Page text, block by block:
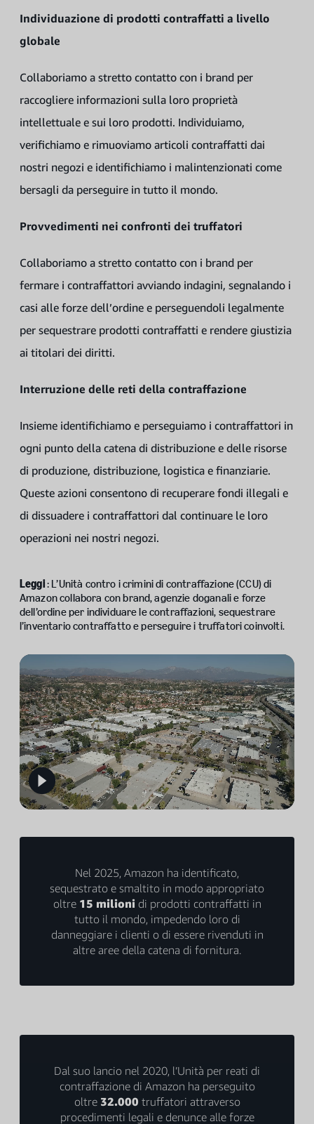
Individuazione di prodotti contraffatti a livello
globale
Collaboriamo a stretto contatto con i brand per
raccogliere informazioni sulla loro proprietà
intellettuale e sui loro prodotti. Individuiamo,
verifichiamo e rimuoviamo articoli contraffatti dai
nostri negozi e identifichiamo i malintenzionati come
bersagli da perseguire in tutto il mondo.
Provvedimenti nei confronti dei truffatori
Collaboriamo a stretto contatto con i brand per
fermare i contraffattori avviando indagini, segnalando i
casi alle forze dell’ordine e perseguendoli legalmente
per sequestrare prodotti contraffatti e rendere giustizia
ai titolari dei diritti.
Interruzione delle reti della contraffazione
Insieme identifichiamo e perseguiamo i contraffattori in
ogni punto della catena di distribuzione e delle risorse
di produzione, distribuzione, logistica e finanziarie.
Queste azioni consentono di recuperare fondi illegali e
di dissuadere i contraffattori dal continuare le loro
operazioni nei nostri negozi.
Leggi: L’Unità contro i crimini di contraffazione (CCU) di
Amazon collabora con brand, agenzie doganali e forze
dell’ordine per individuare le contraffazioni, sequestrare
l’inventario contraffatto e perseguire i truffatori coinvolti.
Nel 2025, Amazon ha identificato,
sequestrato e smaltito in modo appropriato
oltre 15 milionidi prodotti contraffatti in
tutto il mondo, impedendo loro di
danneggiare i clienti o di essere rivenduti in
altre aree della catena di fornitura.
Dal suo lancio nel 2020, l’Unità per reati di
contraffazione di Amazon ha perseguito
oltre 32.000 truffatori attraverso
procedimenti legali e denunce alle forze